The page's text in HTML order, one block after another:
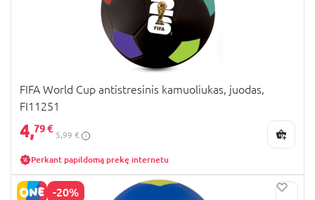
FIFA World Cup antistresinis kamuoliukas, juodas,
FI11251
4,79 €
5,99 €
Perkant papildomą prekę internetu
-20%